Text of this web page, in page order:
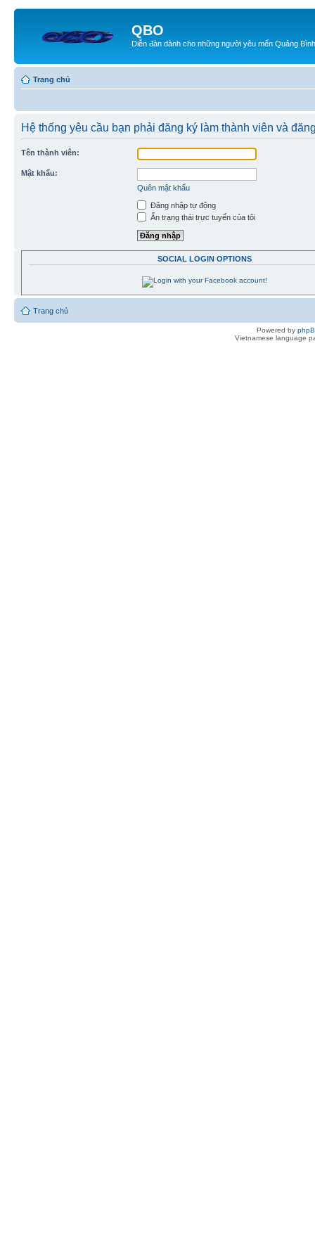
QBO
Diễn đàn dành cho những người yêu mến Quảng Bình
Trang chủ
Hệ thống yêu cầu bạn phải đăng ký làm thành viên và
Tên thành viên:
Mật khẩu:
Quên mật khẩu
Đăng nhập tự động
Ẩn trạng thái trực tuyến của tôi
SOCIAL LOGIN OPTIONS
Trang chủ
Powered by
Vietnamese language